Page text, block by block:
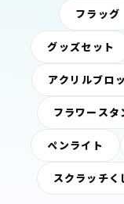
フラッグ
グッズセット
アクリルブロ
フラワースタ
ペンライト
スクラッチく